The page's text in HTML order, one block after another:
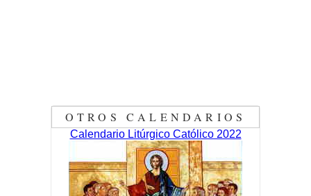
OTROS CALENDARIOS
Calendario Litúrgico Católico 2022